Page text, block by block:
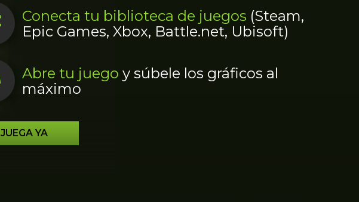
Conecta tu biblioteca de juegos (Steam,
Epic Games, Xbox, Battle.net, Ubisoft)
Abre tu juego y súbele los gráficos al
máximo
JUEGA YA